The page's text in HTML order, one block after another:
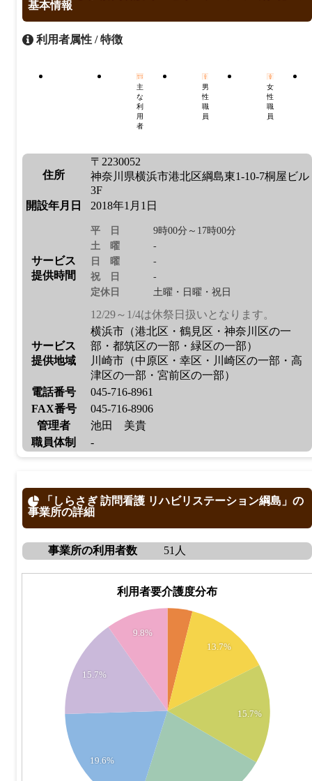
基本情報
利用者属性 / 特徴
主
な
利
用
者
男
性
職
員
女
性
職
員
住所
〒2230052
神奈川県横浜市港北区綱島東1-10-7桐屋ビル
3F
開設年月日
2018年1月1日
サービス
提供時間
平日
9時00分～17時00分
土曜
-
日曜
-
祝日
-
定休日
土曜・日曜・祝日
12/29～1/4は休祭日扱いとなります。
サービス
提供地域
横浜市（港北区・鶴見区・神奈川区の一
部・都筑区の一部・緑区の一部）
川崎市（中原区・幸区・川崎区の一部・高
津区の一部・宮前区の一部）
電話番号
045-716-8961
FAX番号
045-716-8906
管理者
池田 美貴
職員体制
-
「しらさぎ 訪問看護 リハビリステーション綱島」の
事業所の詳細
事業所の利用者数 51人
利用者要介護度分布
13.7%
15.7%
19.6%
15.7%
9.8%